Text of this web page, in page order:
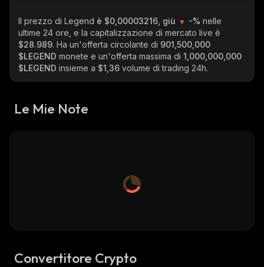
Il prezzo di Legend è $0,00003216, giù -% nelle
ultime 24 ore, e la capitalizzazione di mercato live è
$28.989. Ha un'offerta circolante di 901,500,000
$LEGEND monete e un'offerta massima di 1,000,000,000
$LEGEND insieme a $1,36 volume di trading 24h.
Le Mie Note
Convertitore Crypto